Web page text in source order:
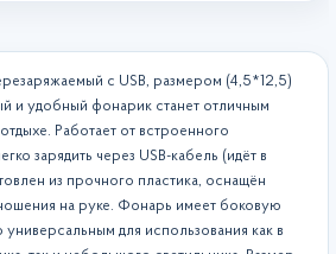
с USB, размером (4,5*12,5)
и удобный фонарик станет отличным
Работает от встроенного
зарядить через USB-кабель (идёт в
из прочного пластика, оснащён
на руке. Фонарь имеет боковую
универсальным для использования как в